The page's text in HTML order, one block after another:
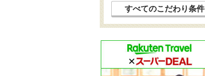
すべてのこだわり条件